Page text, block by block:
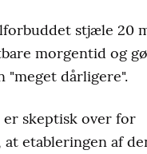
stjæle 20
morgentid og
"meget dårligere".
skeptisk over for
etableringen af